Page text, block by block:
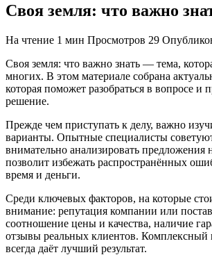
Своя земля: что важно
На чтение 1 мин Просмотров 29
Своя земля: что важно знать — тема,
многих. В этом материале собрана
которая поможет разобраться в вопросе и
решение.
Прежде чем приступать к делу, важно
варианты. Опытные специалисты
внимательно анализировать предложения
позволит избежать распространённых
время и деньги.
Среди ключевых факторов, на которые
внимание: репутация компании или
соотношение цены и качества, наличие
отзывы реальных клиентов. Комплексный
всегда даёт лучший результат.